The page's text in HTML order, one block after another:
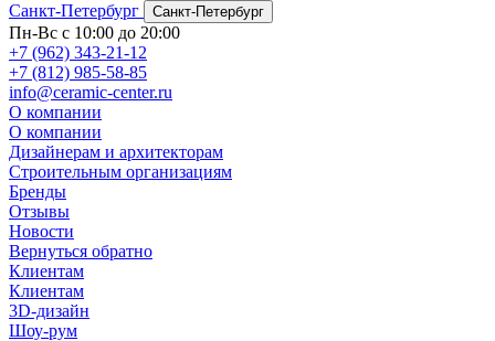
Санкт-Петербург
Санкт-Петербург
Пн-Вс с 10:00 до 20:00
+7 (962) 343-21-12
+7 (812) 985-58-85
info@ceramic-center.ru
О компании
О компании
Дизайнерам и архитекторам
Строительным организациям
Бренды
Отзывы
Новости
Вернуться обратно
Клиентам
Клиентам
3D-дизайн
Шоу-рум